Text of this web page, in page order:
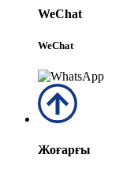
WeChat
WeChat
Жоғарғы